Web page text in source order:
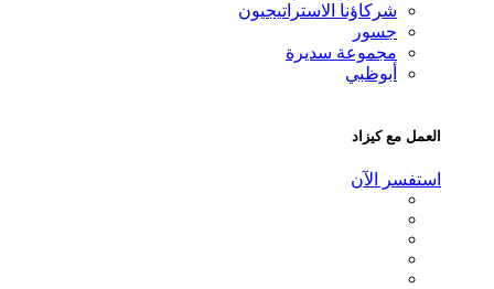
شركاؤنا الاستراتيجيون
جسور
مجموعة سديرة
أبوظبي
مع كيزاد
الآن